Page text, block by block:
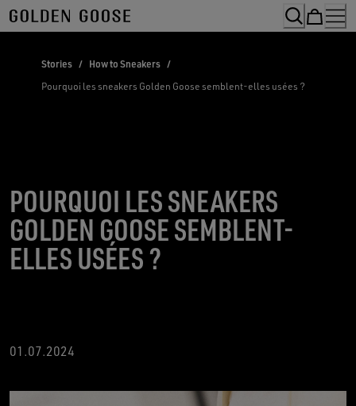
Skip
to
Stories / How to Sneakers /
Pourquoi les sneakers Golden Goose semblent-elles usées ?
POURQUOI LES SNEAKERS
GOLDEN GOOSE SEMBLENT-
ELLES USÉES ?
01.07.2024